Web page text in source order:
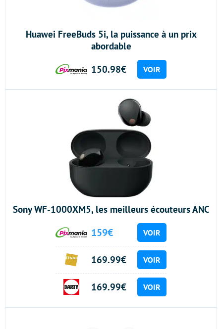
Huawei FreeBuds 5i, la puissance à un prix
abordable
150.98€
VOIR
Sony WF-1000XM5, les meilleurs écouteurs ANC
159€ VOIR
169.99€ VOIR
169.99€ VOIR